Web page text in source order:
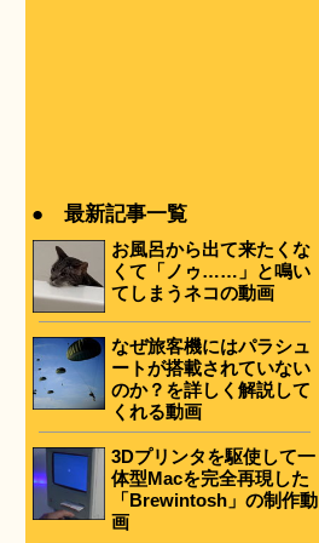
● 最新記事一覧
お風呂から出て来たくな
くて「ノゥ……」と鳴い
てしまうネコの動画
なぜ旅客機にはパラシュ
ートが搭載されていない
のか？を詳しく解説して
くれる動画
3Dプリンタを駆使して一
体型Macを完全再現した
「Brewintosh」の制作動
画